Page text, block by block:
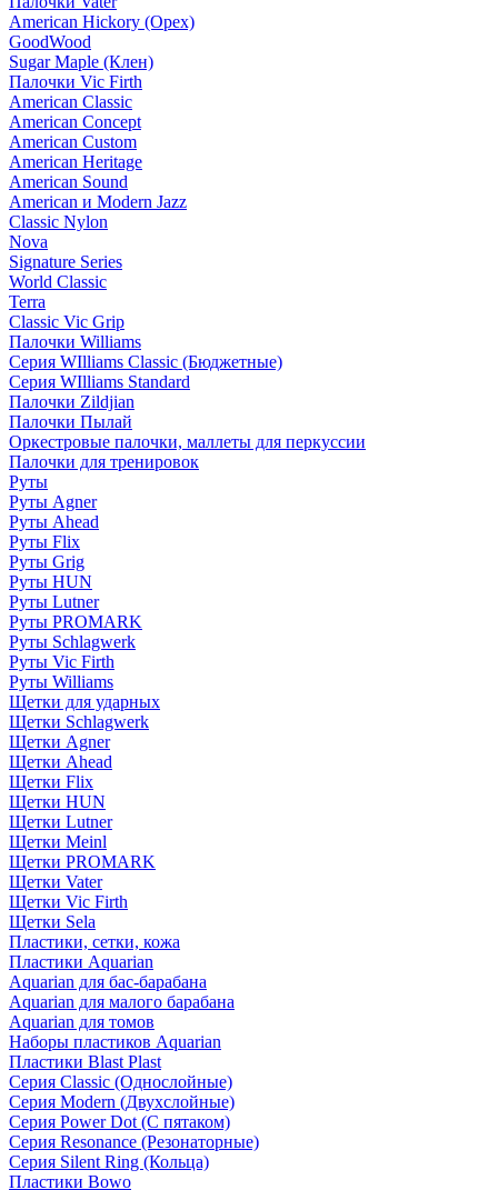
American Hickory (Орех)
GoodWood
Sugar Maple (Клен)
Палочки Vic Firth
American Classic
American Concept
American Custom
American Heritage
American Sound
American и Modern Jazz
Classic Nylon
Nova
Signature Series
World Classic
Terra
Classic Vic Grip
Палочки Williams
Серия WIlliams Classic (Бюджетные)
Серия WIlliams Standard
Палочки Zildjian
Палочки Пылай
Оркестровые палочки, маллеты для перкуссии
Палочки для тренировок
Руты
Руты Agner
Руты Ahead
Руты Flix
Руты Grig
Руты HUN
Руты Lutner
Руты PROMARK
Руты Schlagwerk
Руты Vic Firth
Руты Williams
Щетки для ударных
Щетки Schlagwerk
Щетки Agner
Щетки Ahead
Щетки Flix
Щетки HUN
Щетки Lutner
Щетки Meinl
Щетки PROMARK
Щетки Vater
Щетки Vic Firth
Щетки Sela
Пластики, сетки, кожа
Пластики Aquarian
Aquarian для бас-барабана
Aquarian для малого барабана
Aquarian для томов
Наборы пластиков Aquarian
Пластики Blast Plast
Серия Classic (Однослойные)
Серия Modern (Двухслойные)
Серия Power Dot (С пятаком)
Серия Resonance (Резонаторные)
Серия Silent Ring (Кольца)
Пластики Bowo